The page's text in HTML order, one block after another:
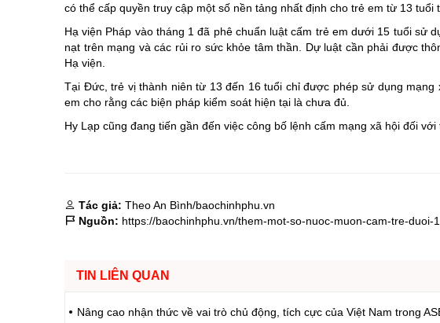
có thể cấp quyền truy cập một số nền tảng nhất định cho trẻ em từ 13 tuổi
Hạ viện Pháp vào tháng 1 đã phê chuẩn luật cấm trẻ em dưới 15 tuổi sử
nạt trên mạng và các rủi ro sức khỏe tâm thần. Dự luật cần phải được
Hạ viện.
Tại Đức, trẻ vị thành niên từ 13 đến 16 tuổi chỉ được phép sử dụng
em cho rằng các biện pháp kiểm soát hiện tại là chưa đủ.
Hy Lạp cũng đang tiến gần đến việc công bố lệnh cấm mạng xã hội đối với
Tác giả: Theo An Bình/baochinhphu.vn
Nguồn: https://baochinhphu.vn/them-mot-so-nuoc-muon-cam-tre-
TIN LIÊN QUAN
Nâng cao nhận thức về vai trò chủ động, tích cực của Việt Nam trong